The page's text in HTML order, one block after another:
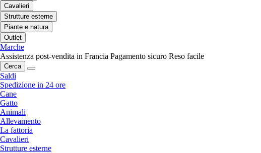
Cavalieri
Strutture esterne
Piante e natura
Outlet
Marche
Assistenza post-vendita in Francia Pagamento sicuro Reso facile
Cerca
Saldi
Spedizione in 24 ore
Cane
Gatto
Animali
Allevamento
La fattoria
Cavalieri
Strutture esterne